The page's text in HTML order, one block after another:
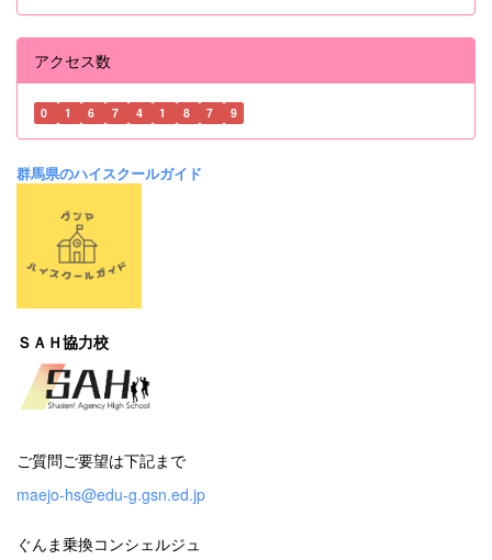
アクセス数
0 1 6 7 4 1 8 7 9
群馬県のハイスクールガイド
ＳＡＨ協力校
ご質問ご要望は下記まで
maejo-hs@edu-g.gsn.ed.jp
ぐんま乗換コンシェルジュ